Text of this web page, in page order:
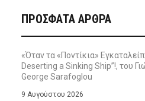
ΠΡΌΣΦΑΤΑ ΆΡΘΡΑ
«Όταν τα «Ποντίκια»
Deserting a Sinking Ship”!, του
George Sarafoglou
9 Αυγούστου 2026